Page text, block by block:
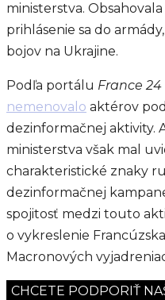
ministerstva.
prihlásenie sa do
bojov na Ukrajine.
Podľa portálu France 24
nemenovalo aktérov
dezinformačnej aktivity.
ministerstva však mal
charakteristické znaky
dezinformačnej
spojitosť medzi touto
o vykreslenie
Macronových
CHCETE PODPORIŤ